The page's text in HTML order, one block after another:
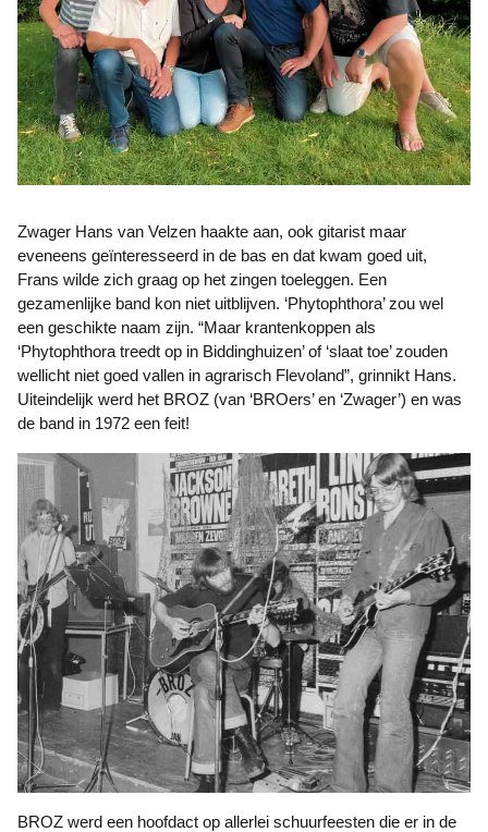
Zwager Hans van Velzen haakte aan, ook gitarist maar
eveneens geïnteresseerd in de bas en dat kwam goed uit,
Frans wilde zich graag op het zingen toeleggen. Een
gezamenlijke band kon niet uitblijven. ‘Phytophthora’ zou wel
een geschikte naam zijn. “Maar krantenkoppen als
‘Phytophthora treedt op in Biddinghuizen’ of ‘slaat toe’ zouden
wellicht niet goed vallen in agrarisch Flevoland”, grinnikt Hans.
Uiteindelijk werd het BROZ (van ‘BROers’ en ‘Zwager’) en was
de band in 1972 een feit!
BROZ werd een hoofdact op allerlei schuurfeesten die er in de